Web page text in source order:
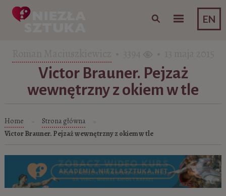
EN
Skip to content
Victor Brauner. Pejzaż
wewnętrzny z okiem w tle
Home Strona główna
Victor Brauner. Pejzaż wewnętrzny z okiem w tle